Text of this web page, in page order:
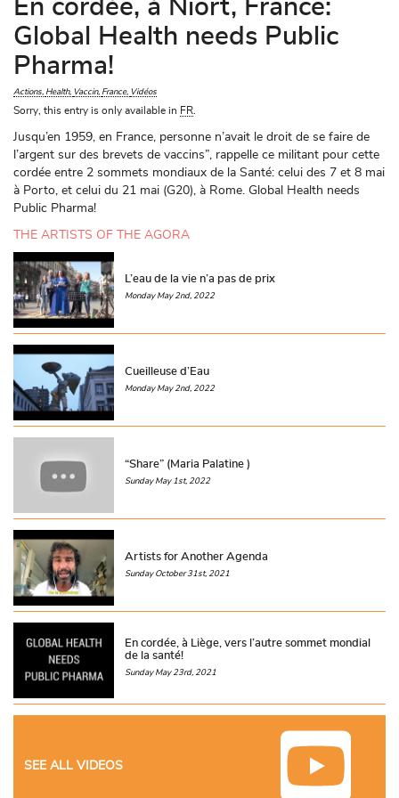
En cordée, à Niort, France:
Global Health needs Public
Pharma!
Actions Health Vaccin France Vidéos
Sorry, this entry is only available in FR
Jusqu’en 1959, en France, personne n’avait le droit de se faire de
l’argent sur des brevets de vaccins”, rappelle ce militant pour cette
cordée entre 2 sommets mondiaux de la Santé: celui des 7 et 8 mai
à Porto, et celui du 21 mai (G20), à Rome. Global Health needs
Public Pharma!
THE ARTISTS OF THE AGORA
L’eau de la vie n’a pas de prix
Monday May 2nd, 2022
Cueilleuse d’Eau
Monday May 2nd, 2022
“Share” (Maria Palatine )
Sunday May 1st, 2022
Artists for Another Agenda
Sunday October 31st, 2021
En cordée, à Liège, vers l’autre sommet mondial
de la santé!
Sunday May 23rd, 2021
SEE ALL VIDEOS